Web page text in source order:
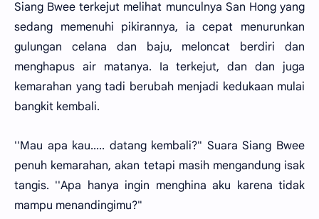
Siang Bwee terkejut melihat munculnya San Hong yang
sedang memenuhi pikirannya, ia cepat menurunkan
gulungan celana dan baju, meloncat berdiri dan
menghapus air matanya. Ia terkejut, dan dan juga
kemarahan yang tadi berubah menjadi kedukaan mulai
bangkit kembali.
''Mau apa kau..... datang kembali?" Suara Siang Bwee
penuh kemarahan, akan tetapi masih mengandung isak
tangis. ''Apa hanya ingin menghina aku karena tidak
mampu menandingimu?"